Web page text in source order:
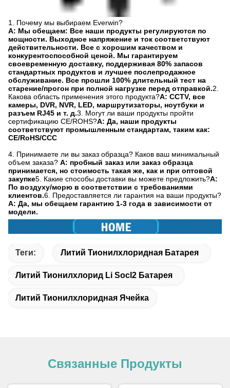
1. Почему мы выбираем Everwin?
A: Мы обещаем: Все наши продукты регулируются по
мощности. Выходное напряжение и ток соответствуют
действительности. Все с хорошим качеством и
конкурентоспособной ценой. Мы гарантируем
своевременную доставку, поддерживая 80% запасов
стандартных продуктов и лучшее послепродажное
обслуживание. Все прошли 100% длительный тест на
старение/прогон при полной нагрузке перед отправкой.2.
Какова область применения этого продукта?A: CCTV, все
камеры, DVR, NVR, LED, маршрутизаторы, ноутбуки и
разъем RJ45 и т. д.3. Могут ли ваши продукты пройти
сертификацию CE/ROHS?A: Да, наши продукты
соответствуют промышленным стандартам, таким как:
CE/RoHS/CCC
4. Принимаете ли вы заказ образца? Каков ваш минимальный
объем заказа? A: пробный заказ или заказ образца
принимается, но стоимость такая же, как и при оптовой
закупке5. Какие способы доставки вы можете предложить?A:
По воздуху/морю в соответствии с требованиями
клиентов.6. Предоставляется ли гарантия на ваши продукты?
A: Да, мы обещаем гарантию 1-3 года в зависимости от
модели.
Теги: Литий Тионилхлоридная Батарея
Литий Тионилхлорид Li Socl2 Батарея
Литий Тионилхлоридная Ячейка
Связанные Продукты